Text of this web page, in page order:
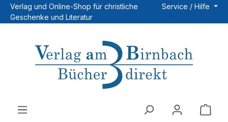
Zum Hauptinhalt springen
Verlag und Online-Shop für christliche
Geschenke und Literatur
Service / Hilfe